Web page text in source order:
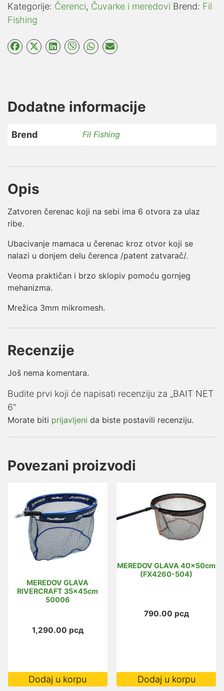
Kategorije: Čerenci, Čuvarke i meredovi Brend: Fil
Fishing
Dodatne informacije
Brend Fil Fishing
Opis
Zatvoren čerenac koji na sebi ima 6 otvora za ulaz
ribe.
Ubacivanje mamaca u čerenac kroz otvor koji se
nalazi u donjem delu čerenca /patent zatvarač/.
Veoma praktičan i brzo sklopiv pomoću gornjeg
mehanizma.
Mrežica 3mm mikromesh.
Recenzije
Još nema komentara.
Budite prvi koji će napisati recenziju za „BAIT NET
6“
Morate biti prijavljeni da biste postavili recenziju.
Povezani proizvodi
MEREDOV GLAVA
RIVERCRAFT 35x45cm
50006
1,290.00 рсд
Dodaj u korpu
MEREDOV GLAVA 40x50cm
(FX4260-504)
790.00 рсд
Dodaj u korpu